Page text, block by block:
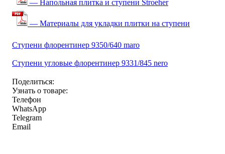
— Напольная плитка и ступени Stroeher
— Материалы для укладки плитки на ступени
Ступени флорентинер 9350/640 maro
Ступени угловые флорентинер 9331/845 nero
Поделиться:
Узнать о товаре:
Телефон
WhatsApp
Telegram
Email